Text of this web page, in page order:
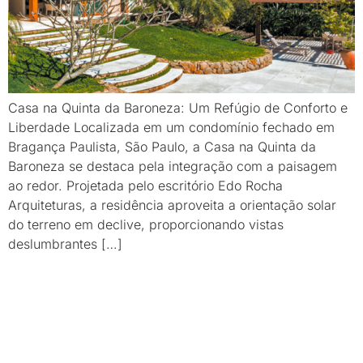
Casa na Quinta da Baroneza: Um Refúgio de Conforto e
Liberdade Localizada em um condomínio fechado em
Bragança Paulista, São Paulo, a Casa na Quinta da
Baroneza se destaca pela integração com a paisagem
ao redor. Projetada pelo escritório Edo Rocha
Arquiteturas, a residência aproveita a orientação solar
do terreno em declive, proporcionando vistas
deslumbrantes […]